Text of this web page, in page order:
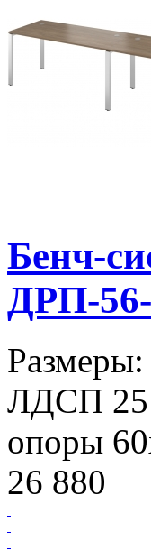
Бенч-
ДРП-
ЛДСП 25
опоры
26 880